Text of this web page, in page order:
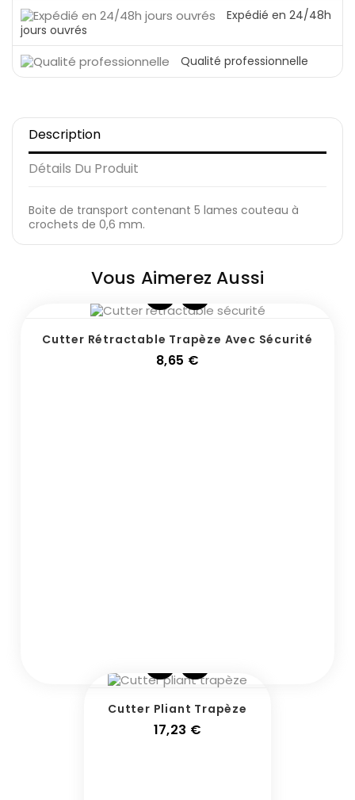
Expédié en 24/48h
jours ouvrés
Qualité professionnelle
Description
Détails Du Produit
Boite de transport contenant 5 lames couteau à
crochets de 0,6 mm.
Vous Aimerez Aussi
Cutter Rétractable Trapèze Avec Sécurité
8,65 €
Cutter Pliant Trapèze
17,23 €